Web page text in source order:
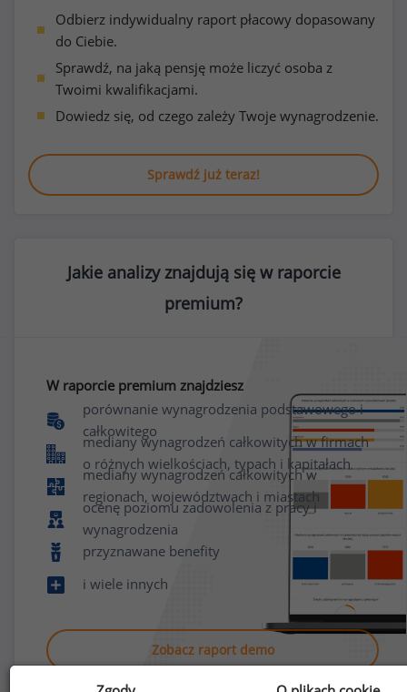
Odbierz indywidualny raport płacowy dopasowany
do Ciebie.
Sprawdź, na jaką pensję może liczyć osoba z
Twoimi kwalifikacjami.
Dowiedz się, od czego zależy Twoje wynagrodzenie.
Sprawdź już teraz!
Jakie analizy znajdują się w raporcie
premium?
W raporcie premium znajdziesz
porównanie wynagrodzenia podstawowego i
całkowitego
mediany wynagrodzeń całkowitych w firmach
o różnych wielkościach, typach i kapitałach
mediany wynagrodzeń całkowitych w
regionach, województwach i miastach
ocenę poziomu zadowolenia z pracy i
wynagrodzenia
przyznawane benefity
i wiele innych
Zobacz raport demo